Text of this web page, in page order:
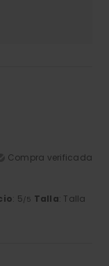
Compra verificada
: 5/5 Talla: Talla